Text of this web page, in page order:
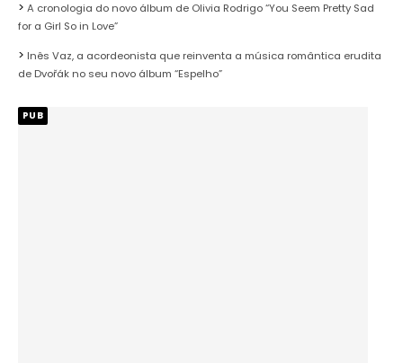
A cronologia do novo álbum de Olivia Rodrigo “You Seem Pretty Sad
for a Girl So in Love”
Inês Vaz, a acordeonista que reinventa a música romântica erudita
de Dvořák no seu novo álbum “Espelho”
PUB